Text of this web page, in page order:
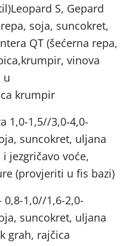
S, Gepard
soja, suncokret,
QT (šećerna repa,
vinova
u
krumpir
1,0-1,5//3,0-4,0-
suncokret, uljana
jezgričavo voće,
(provjeriti u fis bazi)
1,0//1,6-2,0-
suncokret, uljana
grah, rajčica